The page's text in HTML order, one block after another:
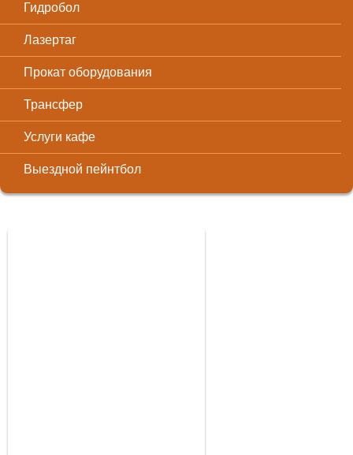
Гидробол
Лазертаг
Прокат оборудования
Трансфер
Услуги кафе
Выездной пейнтбол